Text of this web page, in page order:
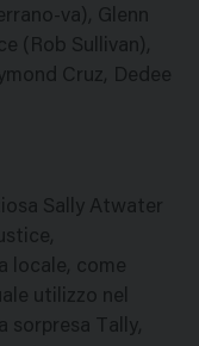
va), Glenn
(Rob Sullivan),
Cruz, Dedee
Sally Atwater
locale, come
utilizzo nel
sorpresa Tally,